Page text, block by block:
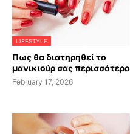
LIFESTYLE
Πως θα διατηρηθεί το
μανικιούρ σας περισσότερο
February 17, 2026